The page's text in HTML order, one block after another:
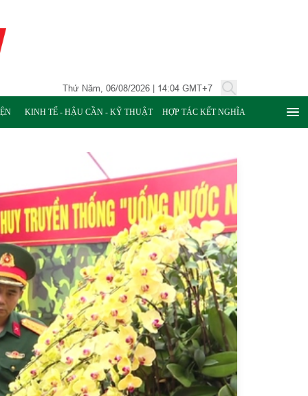
Thứ Năm, 06/08/2026 | 14:04 GMT+7
KINH TẾ - HẬU CẦN - KỸ THUẬT HỢP TÁC KẾT NGHĨA